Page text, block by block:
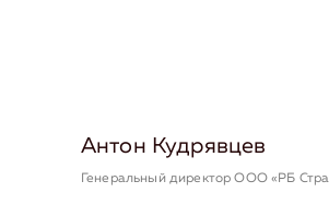
Антон Кудрявцев
Генеральный директор ООО «РБ